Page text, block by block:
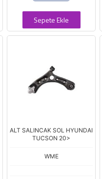
Sepete Ekle
ALT SALINCAK SOL HYUNDAI
TUCSON 20>
WME